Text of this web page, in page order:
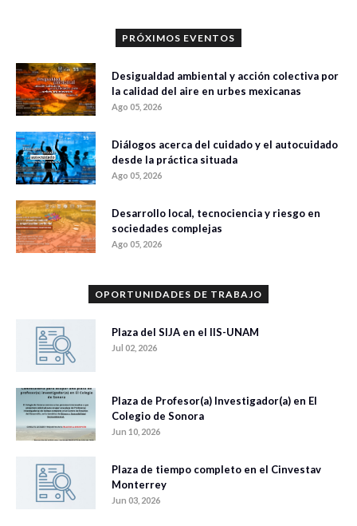
PRÓXIMOS EVENTOS
Desigualdad ambiental y acción colectiva por
la calidad del aire en urbes mexicanas
Ago 05, 2026
Diálogos acerca del cuidado y el autocuidado
desde la práctica situada
Ago 05, 2026
Desarrollo local, tecnociencia y riesgo en
sociedades complejas
Ago 05, 2026
OPORTUNIDADES DE TRABAJO
Plaza del SIJA en el IIS-UNAM
Jul 02, 2026
Plaza de Profesor(a) Investigador(a) en El
Colegio de Sonora
Jun 10, 2026
Plaza de tiempo completo en el Cinvestav
Monterrey
Jun 03, 2026